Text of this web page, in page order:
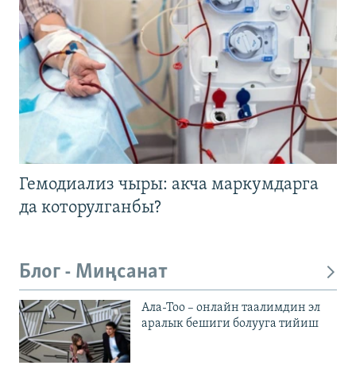
Гемодиализ чыры: акча маркумдарга
да которулганбы?
Блог - Миңсанат
Ала-Тоо – онлайн таалимдин эл
аралык бешиги болууга тийиш